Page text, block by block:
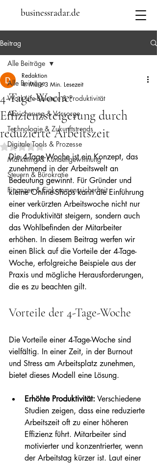
businessradar.de
Beitrag
Alle Beiträge
Work-Life-Balance & Produktivität
Absicherung & Vorsorge
Technologie & Zukunftstrends
Digitale Tools & Prozesse
Marketing & Kundengewinnung
Steuern & Bürokratie
Finanzen & Einkommenssicherheit
Alle Beiträge
4-Tage-Woche:
Effizienzsteigerung durch
reduzierte Arbeitszeit
Redaktion
4. März 3 Min. Lesezeit
Mit NaN von 5 Sternen bewertet.
Die 4-Tage-Woche ist ein Konzept, das
zunehmend in der Arbeitswelt an
Bedeutung gewinnt. Für Gründer und
kleine Online-Shops kann die Einführung
einer verkürzten Arbeitswoche nicht nur
die Produktivität steigern, sondern auch
das Wohlbefinden der Mitarbeiter
erhöhen. In diesem Beitrag werfen wir
einen Blick auf die Vorteile der 4-Tage-
Woche, erfolgreiche Beispiele aus der
Praxis und mögliche Herausforderungen,
die es zu beachten gilt.
Vorteile der 4-Tage-Woche
Die Vorteile einer 4-Tage-Woche sind
vielfältig. In einer Zeit, in der Burnout
und Stress am Arbeitsplatz zunehmen,
bietet dieses Modell eine Lösung.
Erhöhte Produktivität: Verschiedene
Studien zeigen, dass eine reduzierte
Arbeitszeit oft zu einer höheren
Effizienz führt. Mitarbeiter sind
motivierter und konzentrierter, wenn
der Arbeitstag kürzer ist. Laut einer